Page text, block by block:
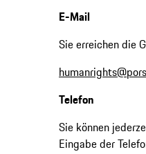
E-Mail
Sie erreichen die
Telefon
Sie können
Eingabe der